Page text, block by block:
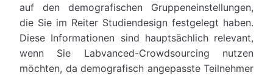
auf den demografischen Gruppeneinstellungen,
die Sie im Reiter Studiendesign festgelegt haben.
Diese Informationen sind hauptsächlich relevant,
wenn Sie Labvanced-Crowdsourcing nutzen
möchten, da demografisch angepasste Teilnehmer